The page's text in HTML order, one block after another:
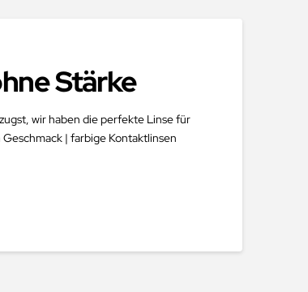
Stärke
wir haben die perfekte Linse für
| farbige Kontaktlinsen